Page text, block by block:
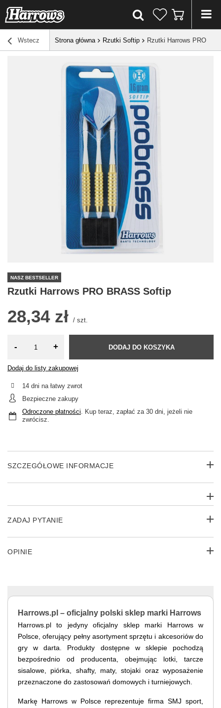
Wstecz Strona główna Rzutki Softip Rzutki Harrows PRO
NASZ BESTSELLER
Rzutki Harrows PRO BRASS Softip
28,34 zł / szt.
- + DODAJ DO KOSZYKA
Dodaj do listy zakupowej
14 dni na łatwy zwrot
Bezpieczne zakupy
Odroczone płatności. Kup teraz, zapłać za 30 dni, jeżeli nie
zwrócisz.
SZCZEGÓŁOWE INFORMACJE
ZADAJ PYTANIE
OPINIE
Harrows.pl – oficjalny polski sklep marki Harrows
Harrows.pl to jedyny oficjalny sklep marki Harrows w
Polsce, oferujący pełny asortyment sprzętu i akcesoriów do
gry w darta. Produkty dostępne w sklepie pochodzą
bezpośrednio od producenta, obejmując lotki, tarcze
sisalowe, piórka, shafty, maty, stojaki oraz wyposażenie
przeznaczone do zastosowań domowych i turniejowych.
Markę Harrows w Polsce reprezentuje firma SMJ sport,